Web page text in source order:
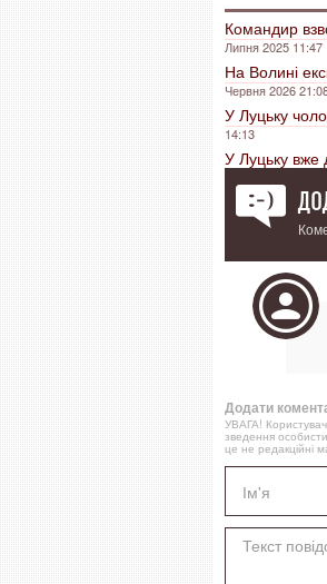
Командир
Липня 2025 11:47
На Волині
Червня 2026
У Луцьку
14:13
У Луцьку вже
Додати
УВАГА! Користувач
зведення
це не редакційні